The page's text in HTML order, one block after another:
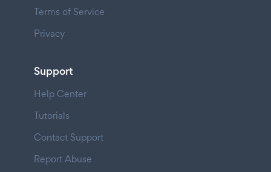
Terms of Service
Privacy
Support
Help Center
Tutorials
Contact Support
Report Abuse